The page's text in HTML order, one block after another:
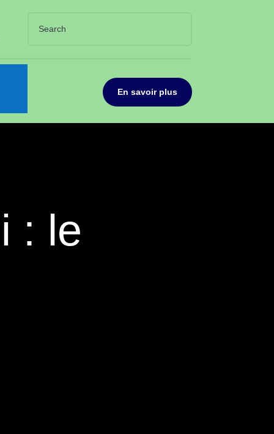
En savoir plus
: le